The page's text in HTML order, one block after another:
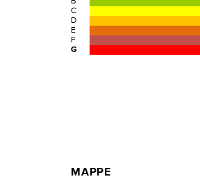
C
D
E
F
G
MAPPE